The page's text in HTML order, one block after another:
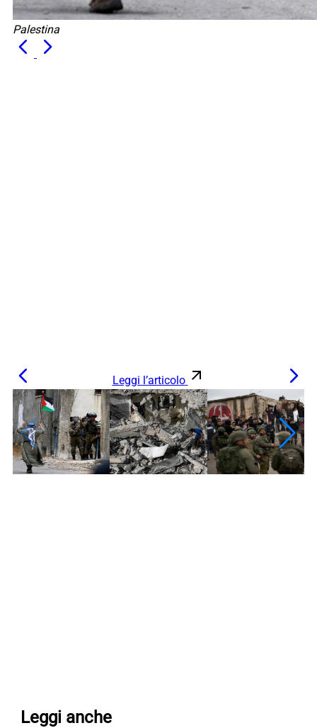
Palestina
Leggi l’articolo
Leggi anche